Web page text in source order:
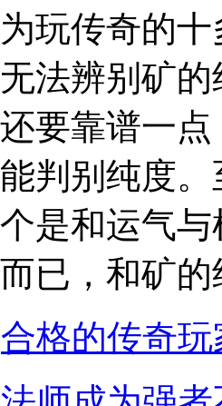
玩传奇的
法辨别矿
要靠谱一
判别纯度
是和运气
已，和矿
合格的传奇